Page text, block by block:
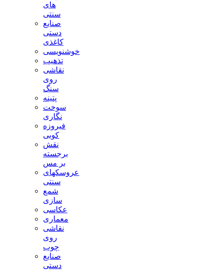
های
سنتی
صنایع
دستی
کاغذی
خوشنویسی
تذهیب
نقاشی
روی
سنگ
پتینه
سوخت
نگاری
فیروزه
کوبی
نقش
برجسته
بر مس
عروسکهای
سنتی
شمع
سازی
عکاسی
معماری
نقاشی
روی
چوب
صنایع
دستی